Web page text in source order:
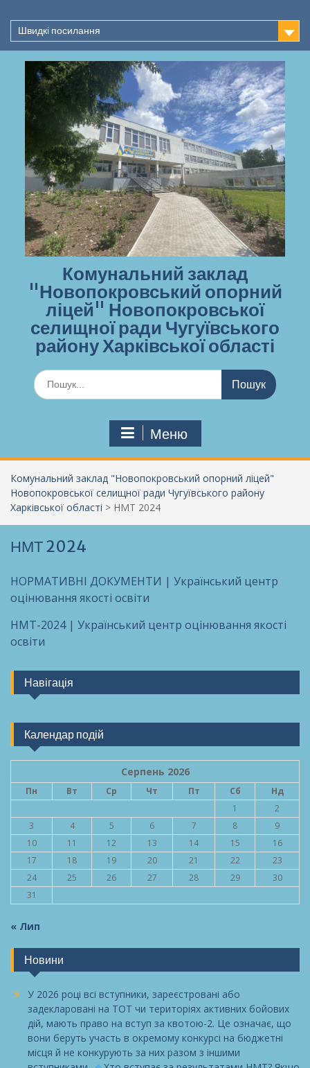
до
вмістуШвидкі посилання
Комунальний заклад
"Новопокровський опорний
ліцей" Новопокровської
селищної ради Чугуївського
району Харківської області
Шукати:
Меню
Комунальний заклад "Новопокровський опорний ліцей"
Новопокровської селищної ради Чугуївського району
Харківської області > НМТ 2024
НМТ 2024
НОРМАТИВНІ ДОКУМЕНТИ | Український центр
оцінювання якості освіти
НМТ-2024 | Український центр оцінювання якості
освіти
Навігація
Календар подій
Серпень 2026
Пн Вт Ср Чт Пт Сб
Нд
1
2
3
4 5 6 7 8
9
10
11 12 13 14 15
16
17
18 19 20 21 22
23
24
25 26 27 28 29
30
31
« Лип
Новини
У 2026 році всі вступники, зареєстровані або
задекларовані на ТОТ чи територіях активних бойових
дій, мають право на вступ за квотою-2. Це означає, що
вони беруть участь в окремому конкурсі на бюджетні
місця й не конкурують за них разом з іншими